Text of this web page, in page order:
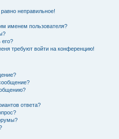
неправильное!
именем пользователя?
его?
требуют войти на конференцию!
ответа?